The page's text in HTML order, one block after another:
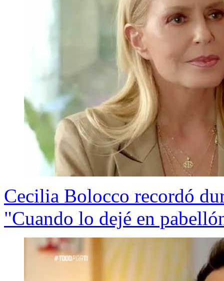
Cecilia Bolocco recordó
"Cuando lo dejé en